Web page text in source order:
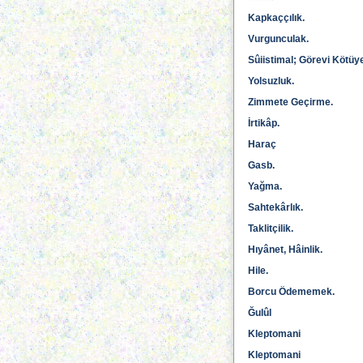
Kapkaççılık.
Vurgunculak.
Sûiistimal; Görevi
Yolsuzluk.
Zimmete Geçirme.
İrtikâp.
Haraç
Gasb.
Yağma.
Sahtekârlık.
Taklitçilik.
Hıyânet, Hâinlik.
Hile.
Borcu Ödememek.
Ğulûl
Kleptomani
Kleptomani